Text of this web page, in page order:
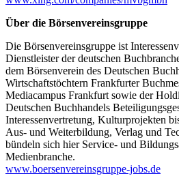
Über die Börsenvereinsgruppe
Die Börsenvereinsgruppe ist
Dienstleister der deutschen
dem Börsenverein des Deutschen
Wirtschaftstöchtern Frankfurter
Mediacampus Frankfurt sowie der
Deutschen Buchhandels
Interessenvertretung, Kulturprojekten
Aus- und Weiterbildung, Verlag und
bündeln sich hier Service- und
Medienbranche.
www.boersenvereinsgruppe-jobs.de